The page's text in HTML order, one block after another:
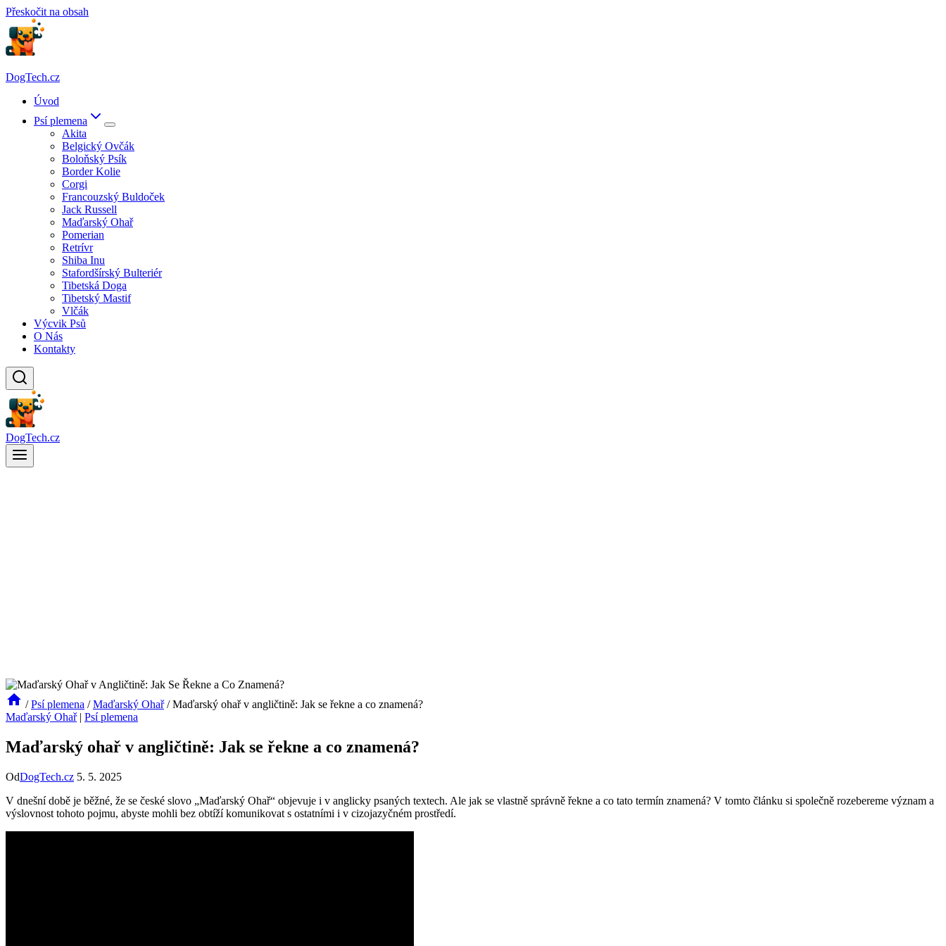
Přeskočit na obsah
DogTech.cz
Úvod
Psí plemena
Akita
Belgický Ovčák
Boloňský Psík
Border Kolie
Corgi
Francouzský Buldoček
Jack Russell
Maďarský Ohař
Pomerian
Retrívr
Shiba Inu
Stafordšírský Bulteriér
Tibetská Doga
Tibetský Mastif
Vlčák
Výcvik Psů
O Nás
Kontakty
DogTech.cz
/ Psí plemena / Maďarský Ohař / Maďarský ohař v angličtině: Jak se řekne a co znamená?
Maďarský Ohař| Psí plemena
Maďarský ohař v angličtině: Jak se řekne a co znamená?
OdDogTech.cz 5. 5. 2025
V dnešní době je běžné, že se české slovo „Maďarský Ohař“ objevuje i v anglicky psaných textech. Ale jak se vlastně správně řekne a co tato termín znamená? V tomto článku si společně rozebereme význam a
výslovnost tohoto pojmu, abyste mohli bez obtíží komunikovat s ostatními i v cizojazyčném prostředí.